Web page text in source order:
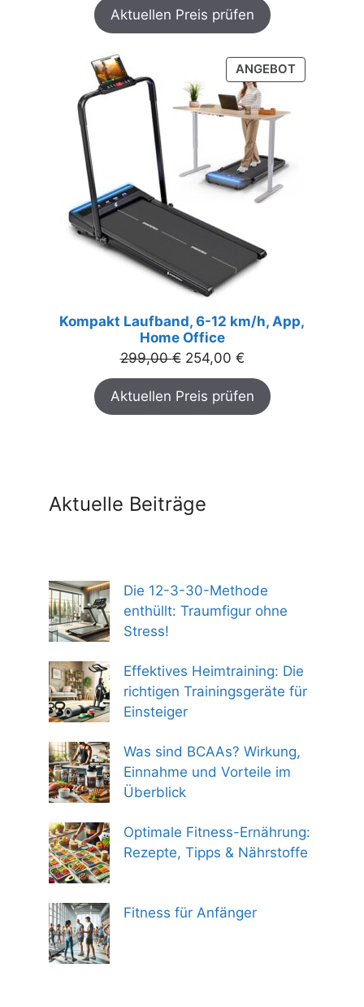
Aktuellen Preis prüfen
ANGEBOTPRODUKT
IM
Kompakt Laufband, 6-12 km/h, App,
Home Office
299,00€ Ursprünglicher
Preis
war:
299,00 €
254,00 €Aktueller
Preis
ist:
254,00 €.
Aktuellen Preis prüfen
Aktuelle Beiträge
Die 12-3-30-Methode
enthüllt: Traumfigur ohne
Stress!
Effektives Heimtraining: Die
richtigen Trainingsgeräte für
Einsteiger
Was sind BCAAs? Wirkung,
Einnahme und Vorteile im
Überblick
Optimale Fitness-Ernährung:
Rezepte, Tipps & Nährstoffe
Fitness für Anfänger